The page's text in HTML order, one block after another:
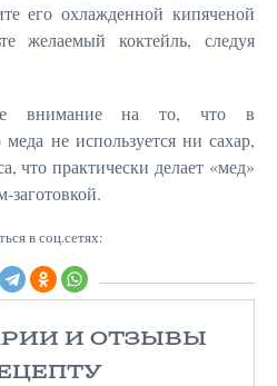
его охлажденной кипяченой
желаемый коктейль, следуя
внимание на то, что в
не используется ни сахар,
что практически делает «мед»
заготовкой.
в соц.сетях:
И ОТЗЫВЫ